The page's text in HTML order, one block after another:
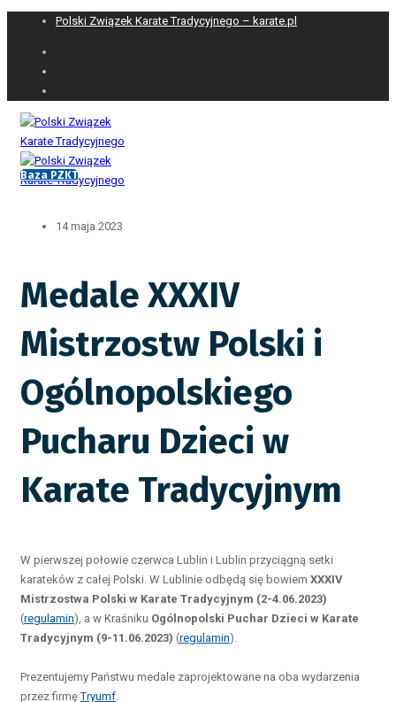
Polski Związek Karate Tradycyjnego – karate.pl
Baza PZKT
14 maja 2023
Medale XXXIV
Mistrzostw Polski i
Ogólnopolskiego
Pucharu Dzieci w
Karate Tradycyjnym
W pierwszej połowie czerwca Lublin i Lublin przyciągną setki
karateków z całej Polski. W Lublinie odbędą się bowiem XXXIV
Mistrzostwa Polski w Karate Tradycyjnym (2-4.06.2023)
(regulamin), a w Kraśniku Ogólnopolski Puchar Dzieci w Karate
Tradycyjnym (9-11.06.2023) (regulamin).
Prezentujemy Państwu medale zaprojektowane na oba wydarzenia
przez firmęTryumf.